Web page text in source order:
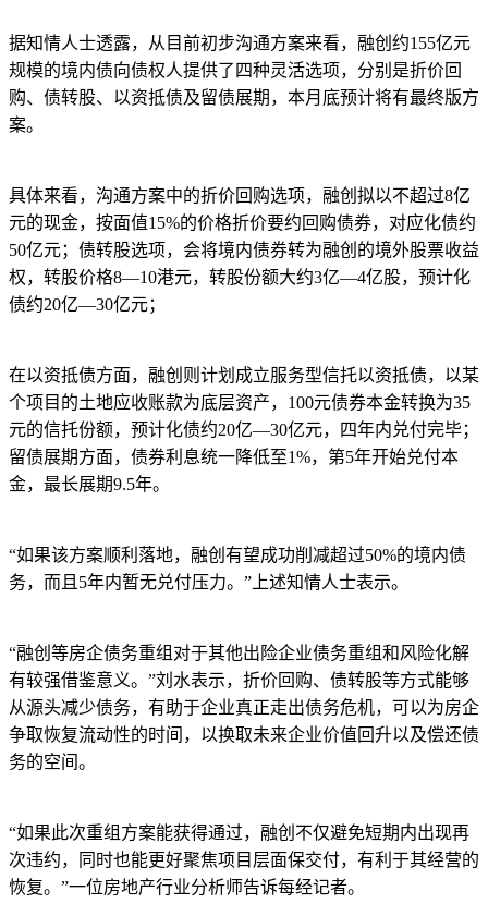
据知情人士透露，从目前初步沟通方案来看，融创约155亿元
规模的境内债向债权人提供了四种灵活选项，分别是折价回
购、债转股、以资抵债及留债展期，本月底预计将有最终版方
案。
具体来看，沟通方案中的折价回购选项，融创拟以不超过8亿
元的现金，按面值15%的价格折价要约回购债券，对应化债约
50亿元；债转股选项，会将境内债券转为融创的境外股票收益
权，转股价格8—10港元，转股份额大约3亿—4亿股，预计化
债约20亿—30亿元；
在以资抵债方面，融创则计划成立服务型信托以资抵债，以某
个项目的土地应收账款为底层资产，100元债券本金转换为35
元的信托份额，预计化债约20亿—30亿元，四年内兑付完毕；
留债展期方面，债券利息统一降低至1%，第5年开始兑付本
金，最长展期9.5年。
“如果该方案顺利落地，融创有望成功削减超过50%的境内债
务，而且5年内暂无兑付压力。”上述知情人士表示。
“融创等房企债务重组对于其他出险企业债务重组和风险化解
有较强借鉴意义。”刘水表示，折价回购、债转股等方式能够
从源头减少债务，有助于企业真正走出债务危机，可以为房企
争取恢复流动性的时间，以换取未来企业价值回升以及偿还债
务的空间。
“如果此次重组方案能获得通过，融创不仅避免短期内出现再
次违约，同时也能更好聚焦项目层面保交付，有利于其经营的
恢复。”一位房地产行业分析师告诉每经记者。